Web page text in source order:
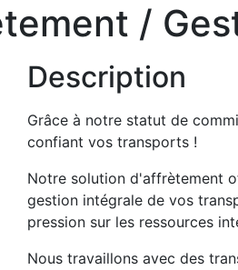
/
Description
Grâce à notre statut de
confiant vos transports !
Notre solution d'affrètement
gestion intégrale de vos
pression sur les ressources
Nous travaillons avec des